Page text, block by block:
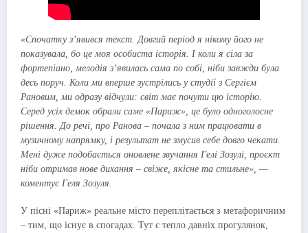
«Спочатку з’явився текст. Довгий період я нікому його не
показувала, бо це моя особиста історія. І коли я сіла за
фортепіано, мелодія зʼявилась сама по собі, ніби завжди була
десь поруч. Коли ми вперше зустрілись у студії з Сергієм
Рановим, ми одразу відчули: світ має почути цю історію.
Серед усіх демок обрали саме «Париж», це було одноголосне
рішення. До речі, про Ранова – почала з ним працювати в
музичному напрямку, і результат не змусив себе довго чекати.
Мені дуже подобається оновлене звучання Гелі Зозулі, проєкт
ніби отримав нове дихання – свіже, якісне та стильне», —
коментує Геля Зозуля.
У пісні «Париж» реальне місто переплітається з метафоричним
– тим, що існує в спогадах. Тут є тепло давніх прогулянок,